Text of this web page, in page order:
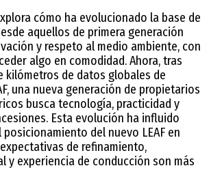
cómo ha evolucionado la base de
aquellos de primera generación
y respeto al medio ambiente, con
algo en comodidad. Ahora, tras
kilómetros de datos globales de
una nueva generación de propietarios
busca tecnología, practicidad y
Esta evolución ha influido
del nuevo LEAF en
de refinamiento,
y experiencia de conducción son más